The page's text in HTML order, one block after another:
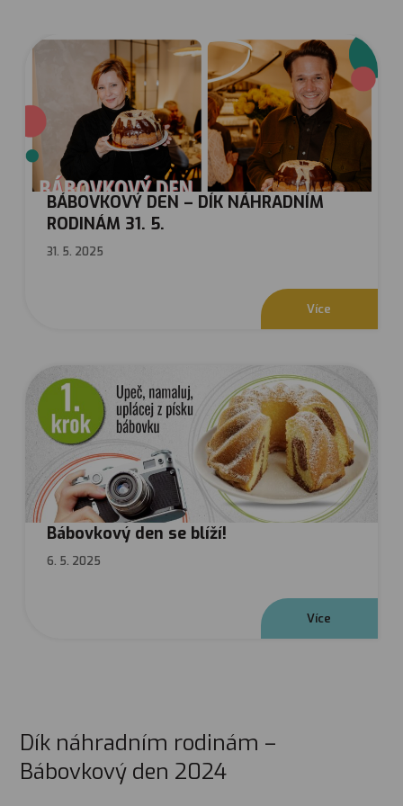
BÁBOVKOVÝ DEN – DÍK NÁHRADNÍM
RODINÁM 31. 5.
31. 5. 2025
Více
Bábovkový den se blíží!
6. 5. 2025
Více
Dík náhradním rodinám –
Bábovkový den 2024